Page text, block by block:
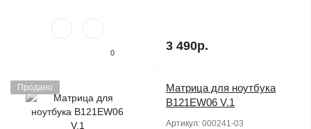
0 3 490р.
Продано
Матрица для ноутбука
B121EW06 V.1
Артикул: 000241-03